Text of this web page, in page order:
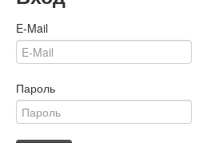
E-Mail
Пароль